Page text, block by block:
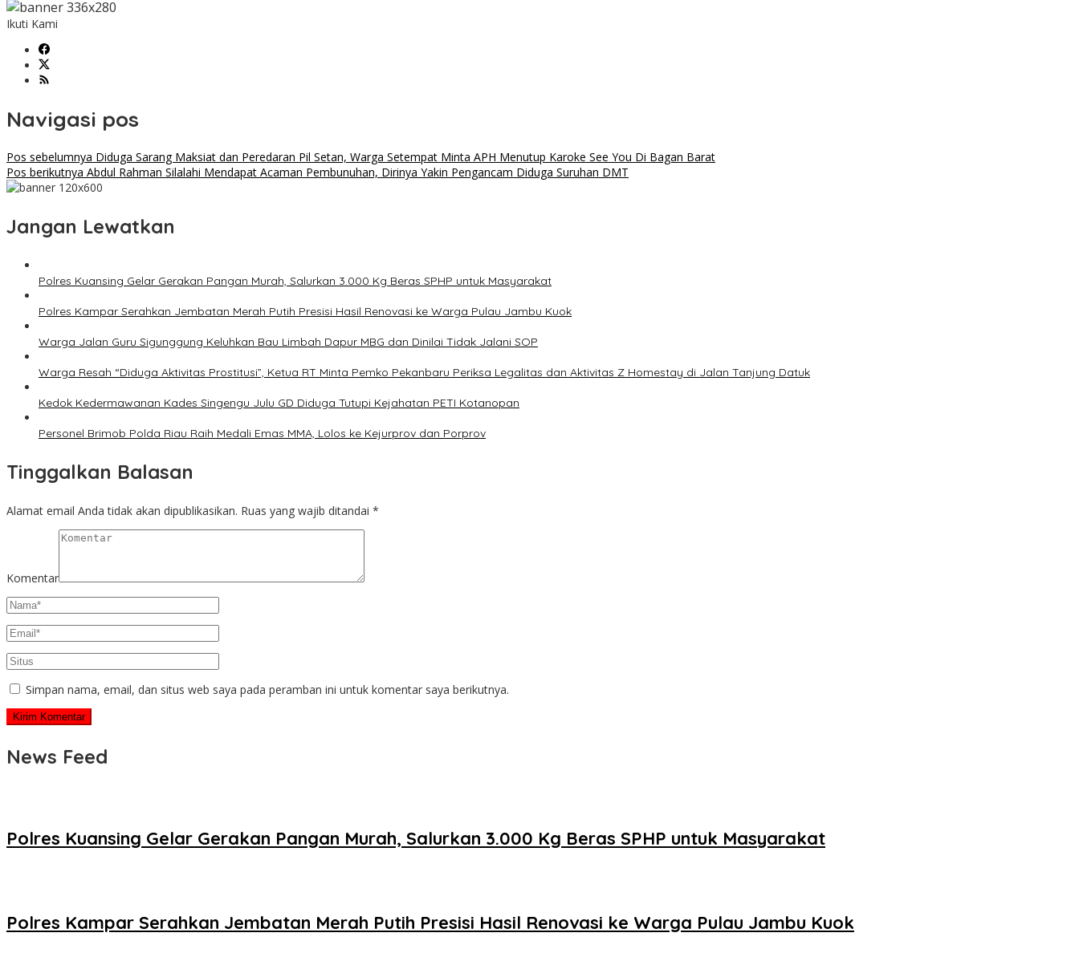
Ikuti Kami
Navigasi pos
Pos sebelumnya Diduga Sarang Maksiat dan Peredaran Pil Setan, Warga Setempat Minta APH Menutup Karoke See You Di Bagan Barat
Pos berikutnya Abdul Rahman Silalahi Mendapat Acaman Pembunuhan, Dirinya Yakin Pengancam Diduga Suruhan DMT
Jangan Lewatkan
Polres Kuansing Gelar Gerakan Pangan Murah, Salurkan 3.000 Kg Beras SPHP untuk Masyarakat
Polres Kampar Serahkan Jembatan Merah Putih Presisi Hasil Renovasi ke Warga Pulau Jambu Kuok
Warga Jalan Guru Sigunggung Keluhkan Bau Limbah Dapur MBG dan Dinilai Tidak Jalani SOP
Warga Resah “Diduga Aktivitas Prostitusi”, Ketua RT Minta Pemko Pekanbaru Periksa Legalitas dan Aktivitas Z Homestay di Jalan Tanjung Datuk
Kedok Kedermawanan Kades Singengu Julu GD Diduga Tutupi Kejahatan PETI Kotanopan
Personel Brimob Polda Riau Raih Medali Emas MMA, Lolos ke Kejurprov dan Porprov
Tinggalkan Balasan
Alamat email Anda tidak akan dipublikasikan. Ruas yang wajib ditandai *
Komentar
Simpan nama, email, dan situs web saya pada peramban ini untuk komentar saya berikutnya.
News Feed
Polres Kuansing Gelar Gerakan Pangan Murah, Salurkan 3.000 Kg Beras SPHP untuk Masyarakat
Polres Kampar Serahkan Jembatan Merah Putih Presisi Hasil Renovasi ke Warga Pulau Jambu Kuok